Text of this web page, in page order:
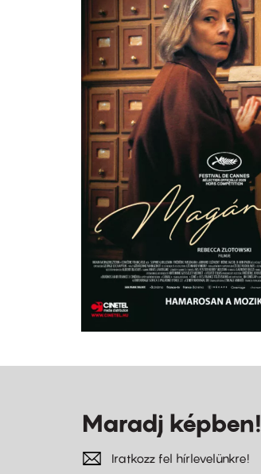
Maradj képben!
Iratkozz fel hírlevelünkre!